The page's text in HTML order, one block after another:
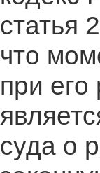
статья
что
при
суда о